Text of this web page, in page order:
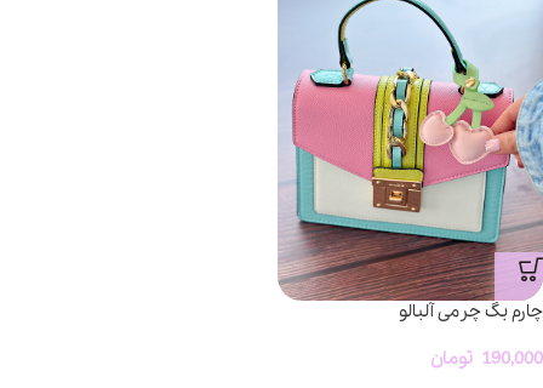
چارم بگ چرمی آلبالو
190,000 تومان